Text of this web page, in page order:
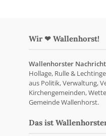
Wir ❤ Wallenhorst!
Wallenhorster
Hollage, Rulle &
aus Politik, Verwaltung,
Kirchengemeinden,
Gemeinde Wallenhorst.
Das ist